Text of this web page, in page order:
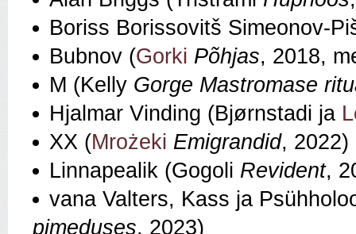
Boriss Borissovitš Simeonov-
Bubnov (Gorki Põhjas, 2018,
M (Kelly Gorge Mastromase
Hjalmar Vinding (Bjørnstadi ja
XX (Mrożeki Emigrandid, 2022)
Linnapealik (Gogoli Revident,
vana Valters, Kass ja
pimeduses, 2023)